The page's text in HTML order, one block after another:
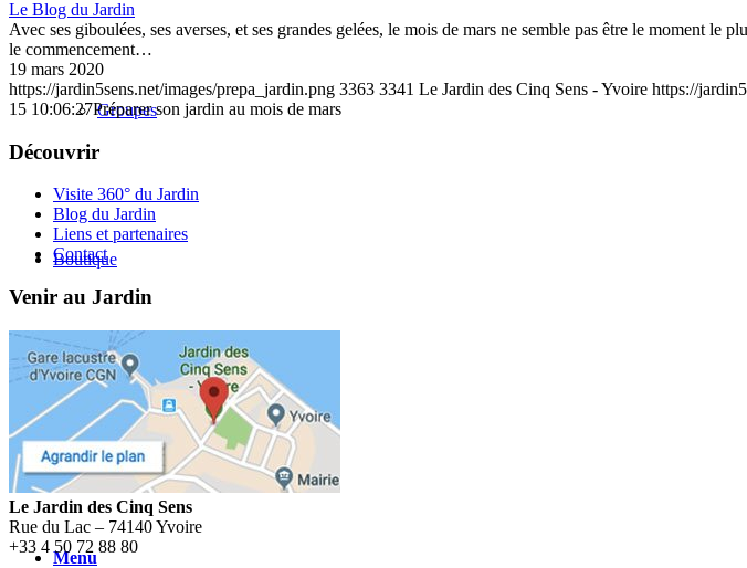
Groupes
Boutique
Blog
Menu
Le Blog du Jardin
Avec ses giboulées, ses averses, et ses grandes gelées, le mois de mars ne semble pas être le moment
le commencement…
19 mars 2020
https://jardin5sens.net/images/prepa_jardin.png 3363 3341 Le Jardin des Cinq Sens - Yvoire https://
15 10:06:27Préparer son jardin au mois de mars
Découvrir
Visite 360° du Jardin
Blog du Jardin
Liens et partenaires
Contact
Venir au Jardin
Le Jardin des Cinq Sens
Rue du Lac – 74140 Yvoire
+33 4 50 72 88 80